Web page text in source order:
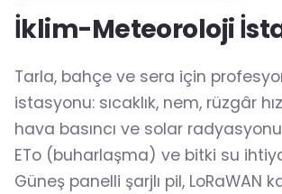
İklim-Meteoroloji
Tarla, bahçe ve sera için
istasyonu: sıcaklık, nem, rüzgâr
hava basıncı ve solar
ETo (buharlaşma) ve bitki su
Güneş panelli şarjlı pil, LoRaWAN